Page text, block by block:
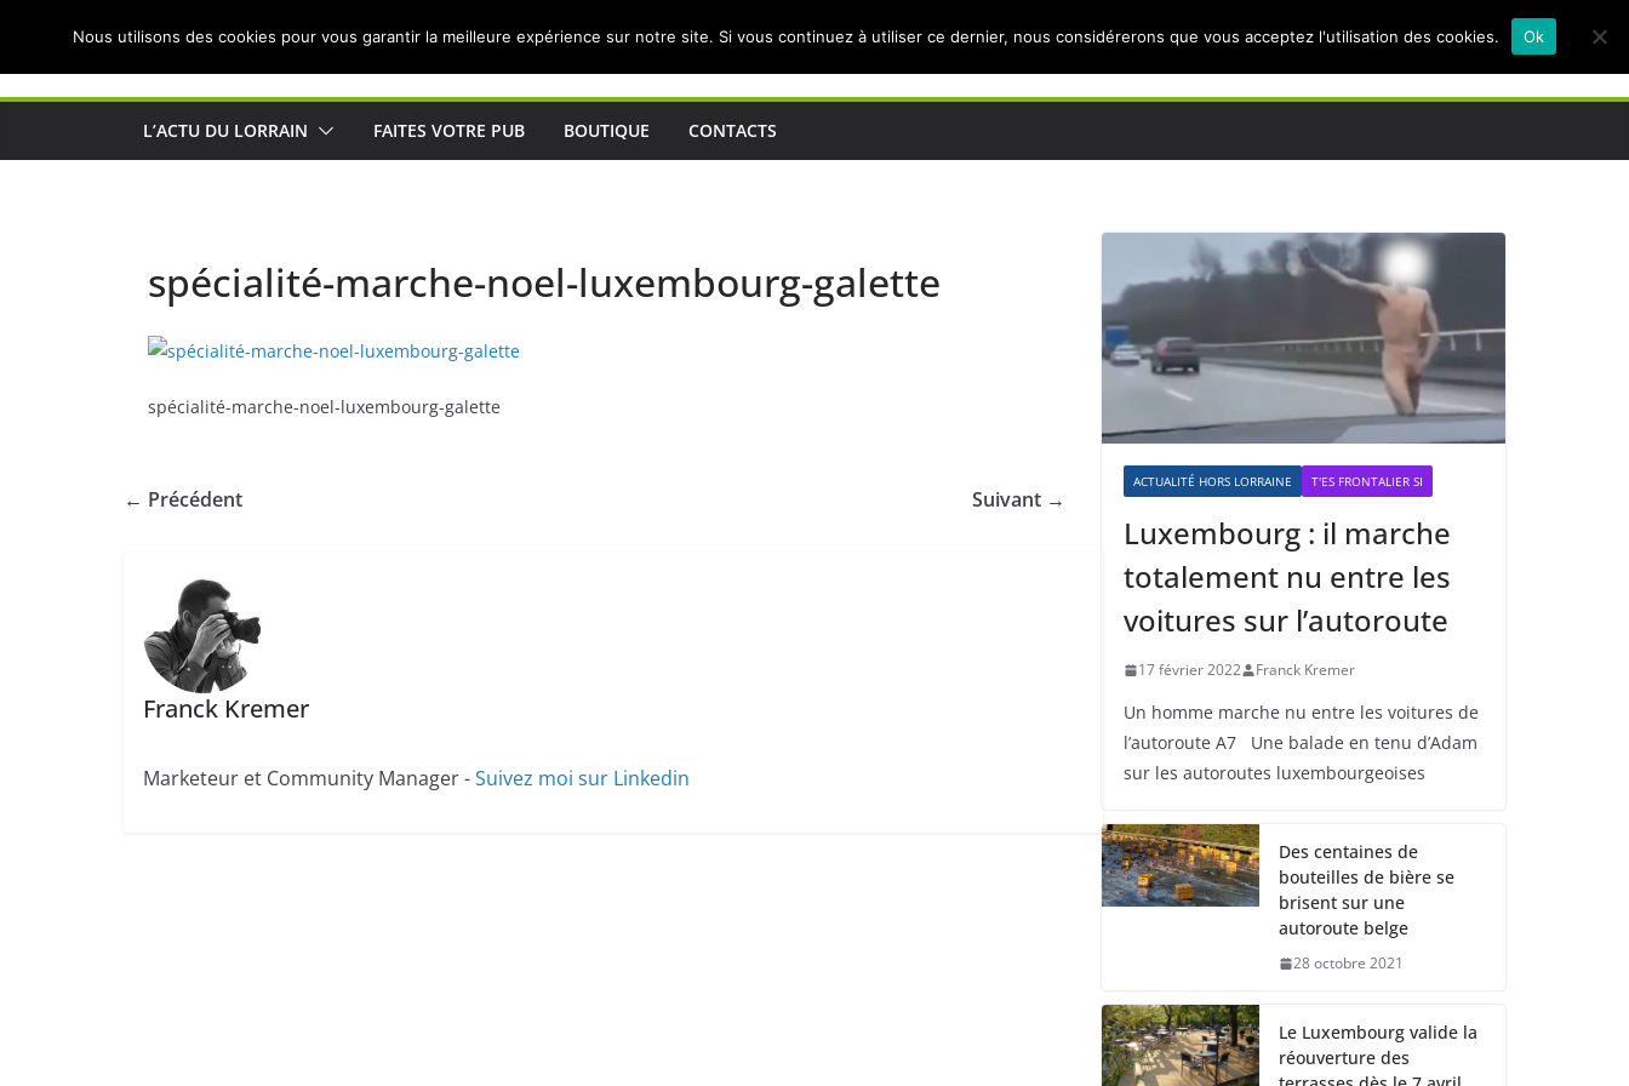
Actualités de Lorraine pour les Lorrains
L’ACTU DU LORRAIN FAITES VOTRE PUB BOUTIQUE CONTACTS
spécialité-marche-noel-luxembourg-galette
spécialité-marche-noel-luxembourg-galette
← Précédent Suivant →
Franck Kremer
Marketeur et Community Manager -Suivez moi sur Linkedin
ACTUALITÉ HORS LORRAINE T'ES FRONTALIER SI
Luxembourg : il marche
totalement nu entre les
voitures sur l’autoroute
17 février 2022 Franck Kremer
Un homme marche nu entre les voitures de
l’autoroute A7 Une balade en tenu d’Adam
sur les autoroutes luxembourgeoises
Des centaines de
bouteilles de bière se
brisent sur une
autoroute belge
28 octobre 2021
Le Luxembourg valide la
réouverture des
Nous utilisons des cookies pour vous garantir la meilleure expérience sur notre site. Si vous continuez à utiliser ce dernier, nous considérerons que vous acceptez l'utilisation des cookies. Ok